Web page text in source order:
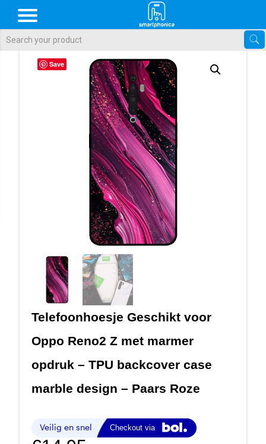
Als de resultaten voor automatisch aanvullen beschikbaar zijn,
Save
Telefoonhoesje Geschikt voor
Oppo Reno2 Z met marmer
opdruk – TPU backcover case
marble design – Paars Roze